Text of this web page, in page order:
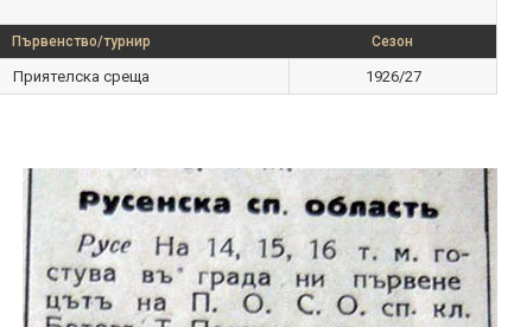
Първенство/турнир Сезон
Приятелска среща 1926/27